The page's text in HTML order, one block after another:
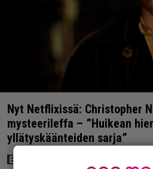
Nyt Netflixissä: Christopher
mysteerileffa – ”Huikean
yllätyskäänteiden sarja”